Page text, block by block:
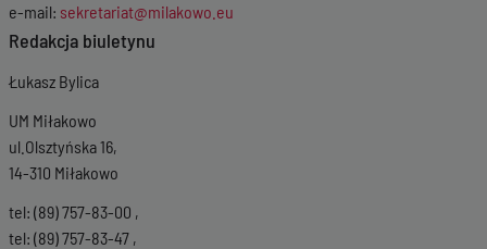
e-mail: sekretariat@milakowo.eu
Redakcja biuletynu
Łukasz Bylica
UM Miłakowo
ul.Olsztyńska 16,
14-310 Miłakowo
tel: (89) 757-83-00 ,
tel: (89) 757-83-47 ,